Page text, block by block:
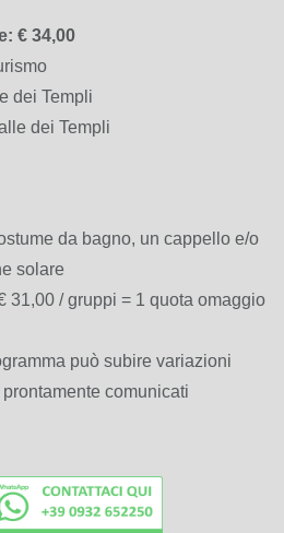
€ 34,00
dei Templi
dei Templi
da bagno, un cappello e/o
solare
31,00 / gruppi = 1 quota omaggio
può subire variazioni
comunicati